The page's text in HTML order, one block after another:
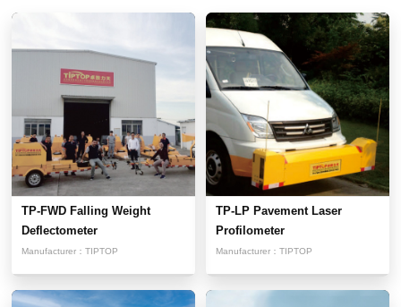
TP-FWD Falling Weight
Deflectometer
Manufacturer： TIPTOP
TP-LP Pavement Laser
Profilometer
Manufacturer： TIPTOP